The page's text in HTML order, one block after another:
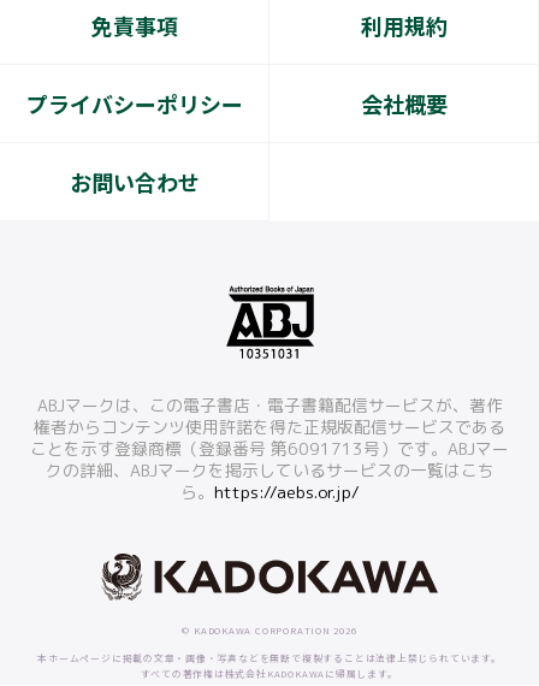
免責事項 利用規約
プライバシーポリシー 会社概要
お問い合わせ
ABJマークは、この電子書店・電子書籍配信サービスが、著作
権者からコンテンツ使用許諾を得た正規版配信サービスである
ことを示す登録商標（登録番号 第6091713号）です。ABJマー
クの詳細、ABJマークを掲示しているサービスの一覧はこち
ら。 https://aebs.or.jp/
© KADOKAWA CORPORATION 2026
本ホームページに掲載の文章・画像・写真などを無断で複製することは法律上禁じられています。
すべての著作権は株式会社KADOKAWAに帰属します。